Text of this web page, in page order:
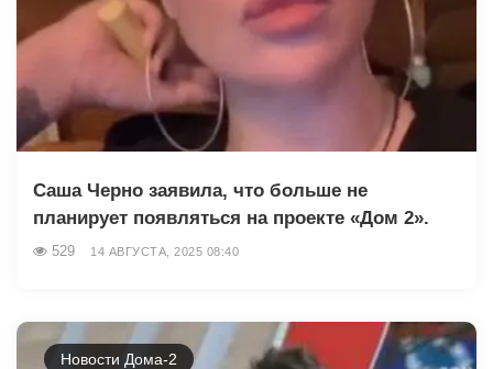
Саша Черно заявила, что больше не
планирует появляться на проекте «Дом 2».
529 14 АВГУСТА, 2025 08:40
Новости Дома-2